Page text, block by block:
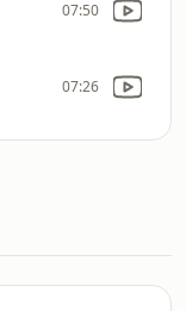
07:50
07:26